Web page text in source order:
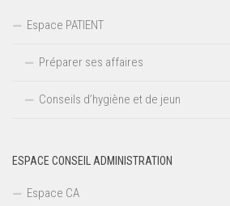
Espace PATIENT
Préparer ses affaires
Conseils d’hygiène et de jeun
ESPACE CONSEIL ADMINISTRATION
Espace CA